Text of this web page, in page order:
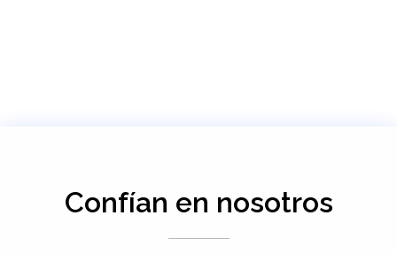
Confían en nosotros